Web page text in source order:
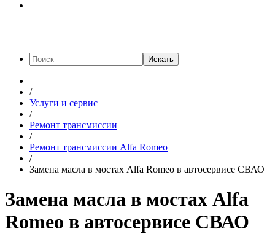
Искать
/
Услуги и сервис
/
Ремонт трансмиссии
/
Ремонт трансмиссии Alfa Romeo
/
Замена масла в мостах Alfa Romeo в автосервисе СВАО
Замена масла в мостах Alfa
Romeo в автосервисе СВАО